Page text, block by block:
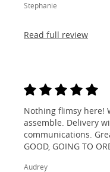
Stephanie
Read full review
Nothing flimsy here!
assemble. Delivery
communications.
GOOD, GOING TO
Audrey